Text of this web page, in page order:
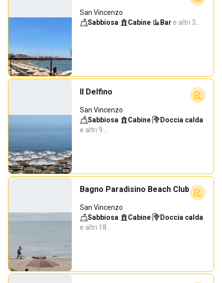
San Vincenzo
Sabbiosa· Cabine· Bar·e altri 3…
Il Delfino
San Vincenzo
Sabbiosa· Cabine· Doccia calda·
e altri 9…
Bagno Paradisino Beach Club
San Vincenzo
Sabbiosa· Cabine· Doccia calda·
e altri 18…